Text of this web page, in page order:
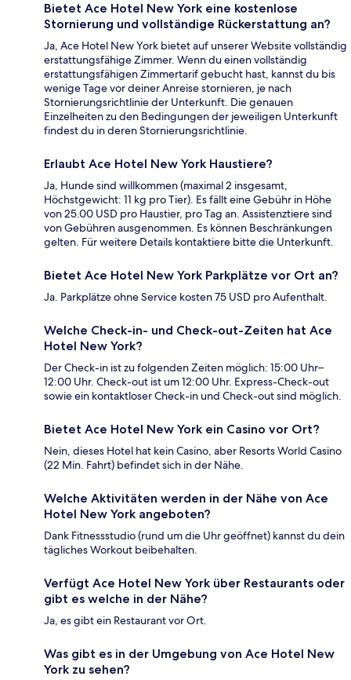
Bietet Ace Hotel New York eine kostenlose
Stornierung und vollständige Rückerstattung an?
Ja, Ace Hotel New York bietet auf unserer Website vollständig
erstattungsfähige Zimmer. Wenn du einen vollständig
erstattungsfähigen Zimmertarif gebucht hast, kannst du bis
wenige Tage vor deiner Anreise stornieren, je nach
Stornierungsrichtlinie der Unterkunft. Die genauen
Einzelheiten zu den Bedingungen der jeweiligen Unterkunft
findest du in deren Stornierungsrichtlinie.
Erlaubt Ace Hotel New York Haustiere?
Ja, Hunde sind willkommen (maximal 2 insgesamt,
Höchstgewicht: 11 kg pro Tier). Es fällt eine Gebühr in Höhe
von 25.00 USD pro Haustier, pro Tag an. Assistenztiere sind
von Gebühren ausgenommen. Es können Beschränkungen
gelten. Für weitere Details kontaktiere bitte die Unterkunft.
Bietet Ace Hotel New York Parkplätze vor Ort an?
Ja. Parkplätze ohne Service kosten 75 USD pro Aufenthalt.
Welche Check-in- und Check-out-Zeiten hat Ace
Hotel New York?
Der Check-in ist zu folgenden Zeiten möglich: 15:00 Uhr–
12:00 Uhr. Check-out ist um 12:00 Uhr. Express-Check-out
sowie ein kontaktloser Check-in und Check-out sind möglich.
Bietet Ace Hotel New York ein Casino vor Ort?
Nein, dieses Hotel hat kein Casino, aber Resorts World Casino
(22 Min. Fahrt) befindet sich in der Nähe.
Welche Aktivitäten werden in der Nähe von Ace
Hotel New York angeboten?
Dank Fitnessstudio (rund um die Uhr geöffnet) kannst du dein
tägliches Workout beibehalten.
Verfügt Ace Hotel New York über Restaurants oder
gibt es welche in der Nähe?
Ja, es gibt ein Restaurant vor Ort.
Was gibt es in der Umgebung von Ace Hotel New
York zu sehen?